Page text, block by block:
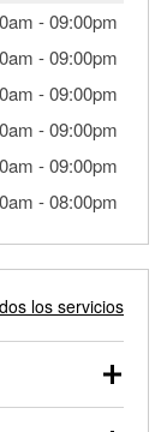
-09:00pm
-09:00pm
-09:00pm
-09:00pm
-09:00pm
-08:00pm
los servicios